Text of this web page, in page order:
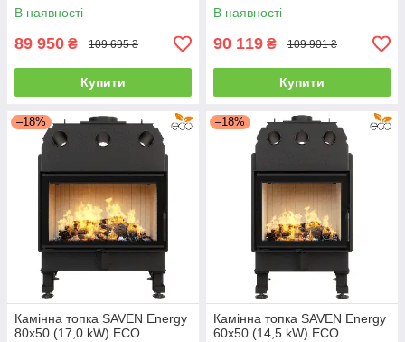
В наявності
89 950 ₴ 109 695 ₴
Купити
В наявності
90 119 ₴ 109 901 ₴
Купити
–18%
Камінна топка SAVEN Energy
80х50 (17,0 kW) ECO
–18%
Камінна топка SAVEN Energy
60х50 (14,5 kW) ECO